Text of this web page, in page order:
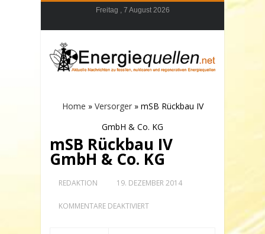
Freitag , 7 August 2026
Home » Versorger» mSB Rückbau IV
GmbH & Co. KG
mSB Rückbau IV
GmbH & Co. KG
REDAKTION 19. DEZEMBER 2014
KOMMENTARE DEAKTIVIERTFÜR